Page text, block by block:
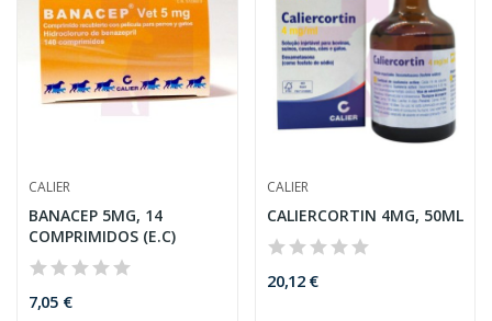
CALIER
BANACEP 5MG, 14
COMPRIMIDOS (E.C)
7,05 €
CALIER
CALIERCORTIN 4MG, 50ML
20,12 €